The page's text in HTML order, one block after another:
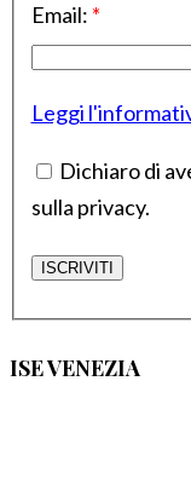
Email: *
Leggi
Dichiaro di
sulla privacy.
ISE VENEZIA